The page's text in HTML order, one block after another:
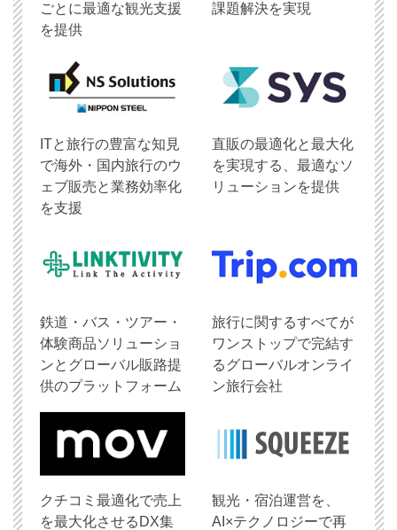
ごとに最適な観光支援
を提供
課題解決を実現
ITと旅行の豊富な知見
で海外・国内旅行のウ
ェブ販売と業務効率化
を支援
直販の最適化と最大化
を実現する、最適なソ
リューションを提供
鉄道・バス・ツアー・
体験商品ソリューショ
ンとグローバル販路提
供のプラットフォーム
旅行に関するすべてが
ワンストップで完結す
るグローバルオンライ
ン旅行会社
クチコミ最適化で売上
を最大化させるDX集
観光・宿泊運営を、
AI×テクノロジーで再